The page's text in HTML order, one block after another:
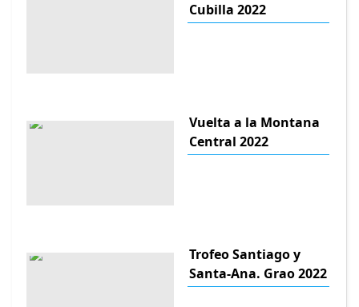
Cubilla 2022
Vuelta a la Montana
Central 2022
Trofeo Santiago y
Santa-Ana. Grao 2022